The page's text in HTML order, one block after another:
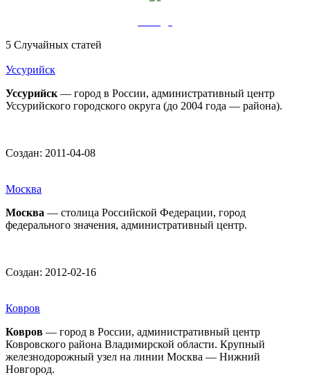
5 Случайных статей
Уссурийск
Уссурийск — город в России, административный центр
Уссурийского городского округа (до 2004 года — района).
Создан: 2011-04-08
Москва
Москва — столица Российской Федерации, город
федерального значения, административный центр.
Создан: 2012-02-16
Ковров
Ковров — город в России, административный центр
Ковровского района Владимирской области. Крупный
железнодорожный узел на линии Москва — Нижний
Новгород.